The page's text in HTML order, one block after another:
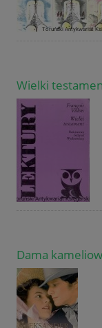
Wielki
Dama